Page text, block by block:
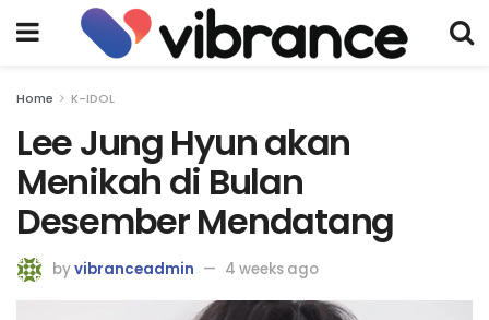
Home K-IDOL
Lee Jung Hyun akan
Menikah di Bulan
Desember Mendatang
byvibranceadmin 4 weeks ago